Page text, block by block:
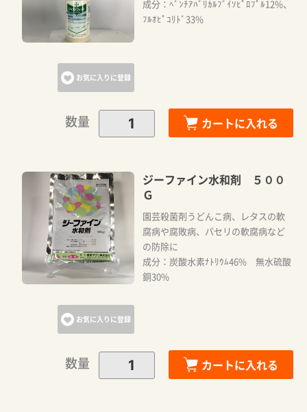
お気に入りに登録
成分：ﾍﾞﾝﾁｱﾊﾞﾘｶﾙﾌﾞｲｿﾋﾟﾛﾌﾟﾙ12%、
ﾌﾙｵﾋﾟｺﾘﾄﾞ33%
数量 カートに入れる
お気に入りに登録
ジーファイン水和剤 ５００
Ｇ
園芸殺菌剤うどんこ病、レタスの軟
腐病や腐敗病、パセリの軟腐病など
の防除に
成分：炭酸水素ﾅﾄﾘｳﾑ46% 無水硫酸
銅30%
数量 カートに入れる